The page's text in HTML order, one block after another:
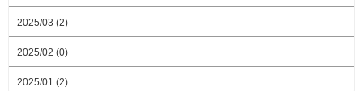
2025/03 (2)
2025/02 (0)
2025/01 (2)